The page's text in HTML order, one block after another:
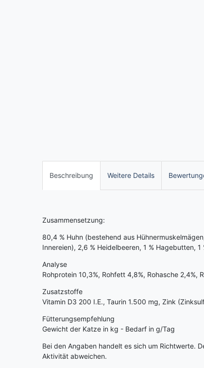
Beschreibung Weitere Details
Zusammensetzung:
80,4 % Huhn (bestehend aus
Innereien), 2,6 % Heidelbeeren, 1 % Hagebutten, 1
Analyse
Rohprotein 10,3%, Rohfett 4,8%, Rohasche 2,4%,
Zusatzstoffe
Vitamin D3 200 I.E., Taurin 1.500 mg, Zink
Fütterungsempfehlung
Gewicht der Katze in kg - Bedarf in g/Tag
Bei den Angaben handelt es sich um Richtwerte.
Aktivität abweichen.